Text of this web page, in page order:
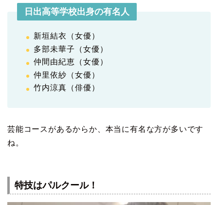
日出高等学校出身の有名人
新垣結衣（女優）
多部未華子（女優）
仲間由紀恵（女優）
仲里依紗（女優）
竹内涼真（俳優）
芸能コースがあるからか、本当に有名な方が多いです
ね。
特技はパルクール！